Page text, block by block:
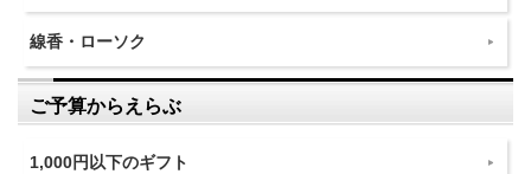
線香・ローソク
ご予算からえらぶ
1,000円以下のギフト